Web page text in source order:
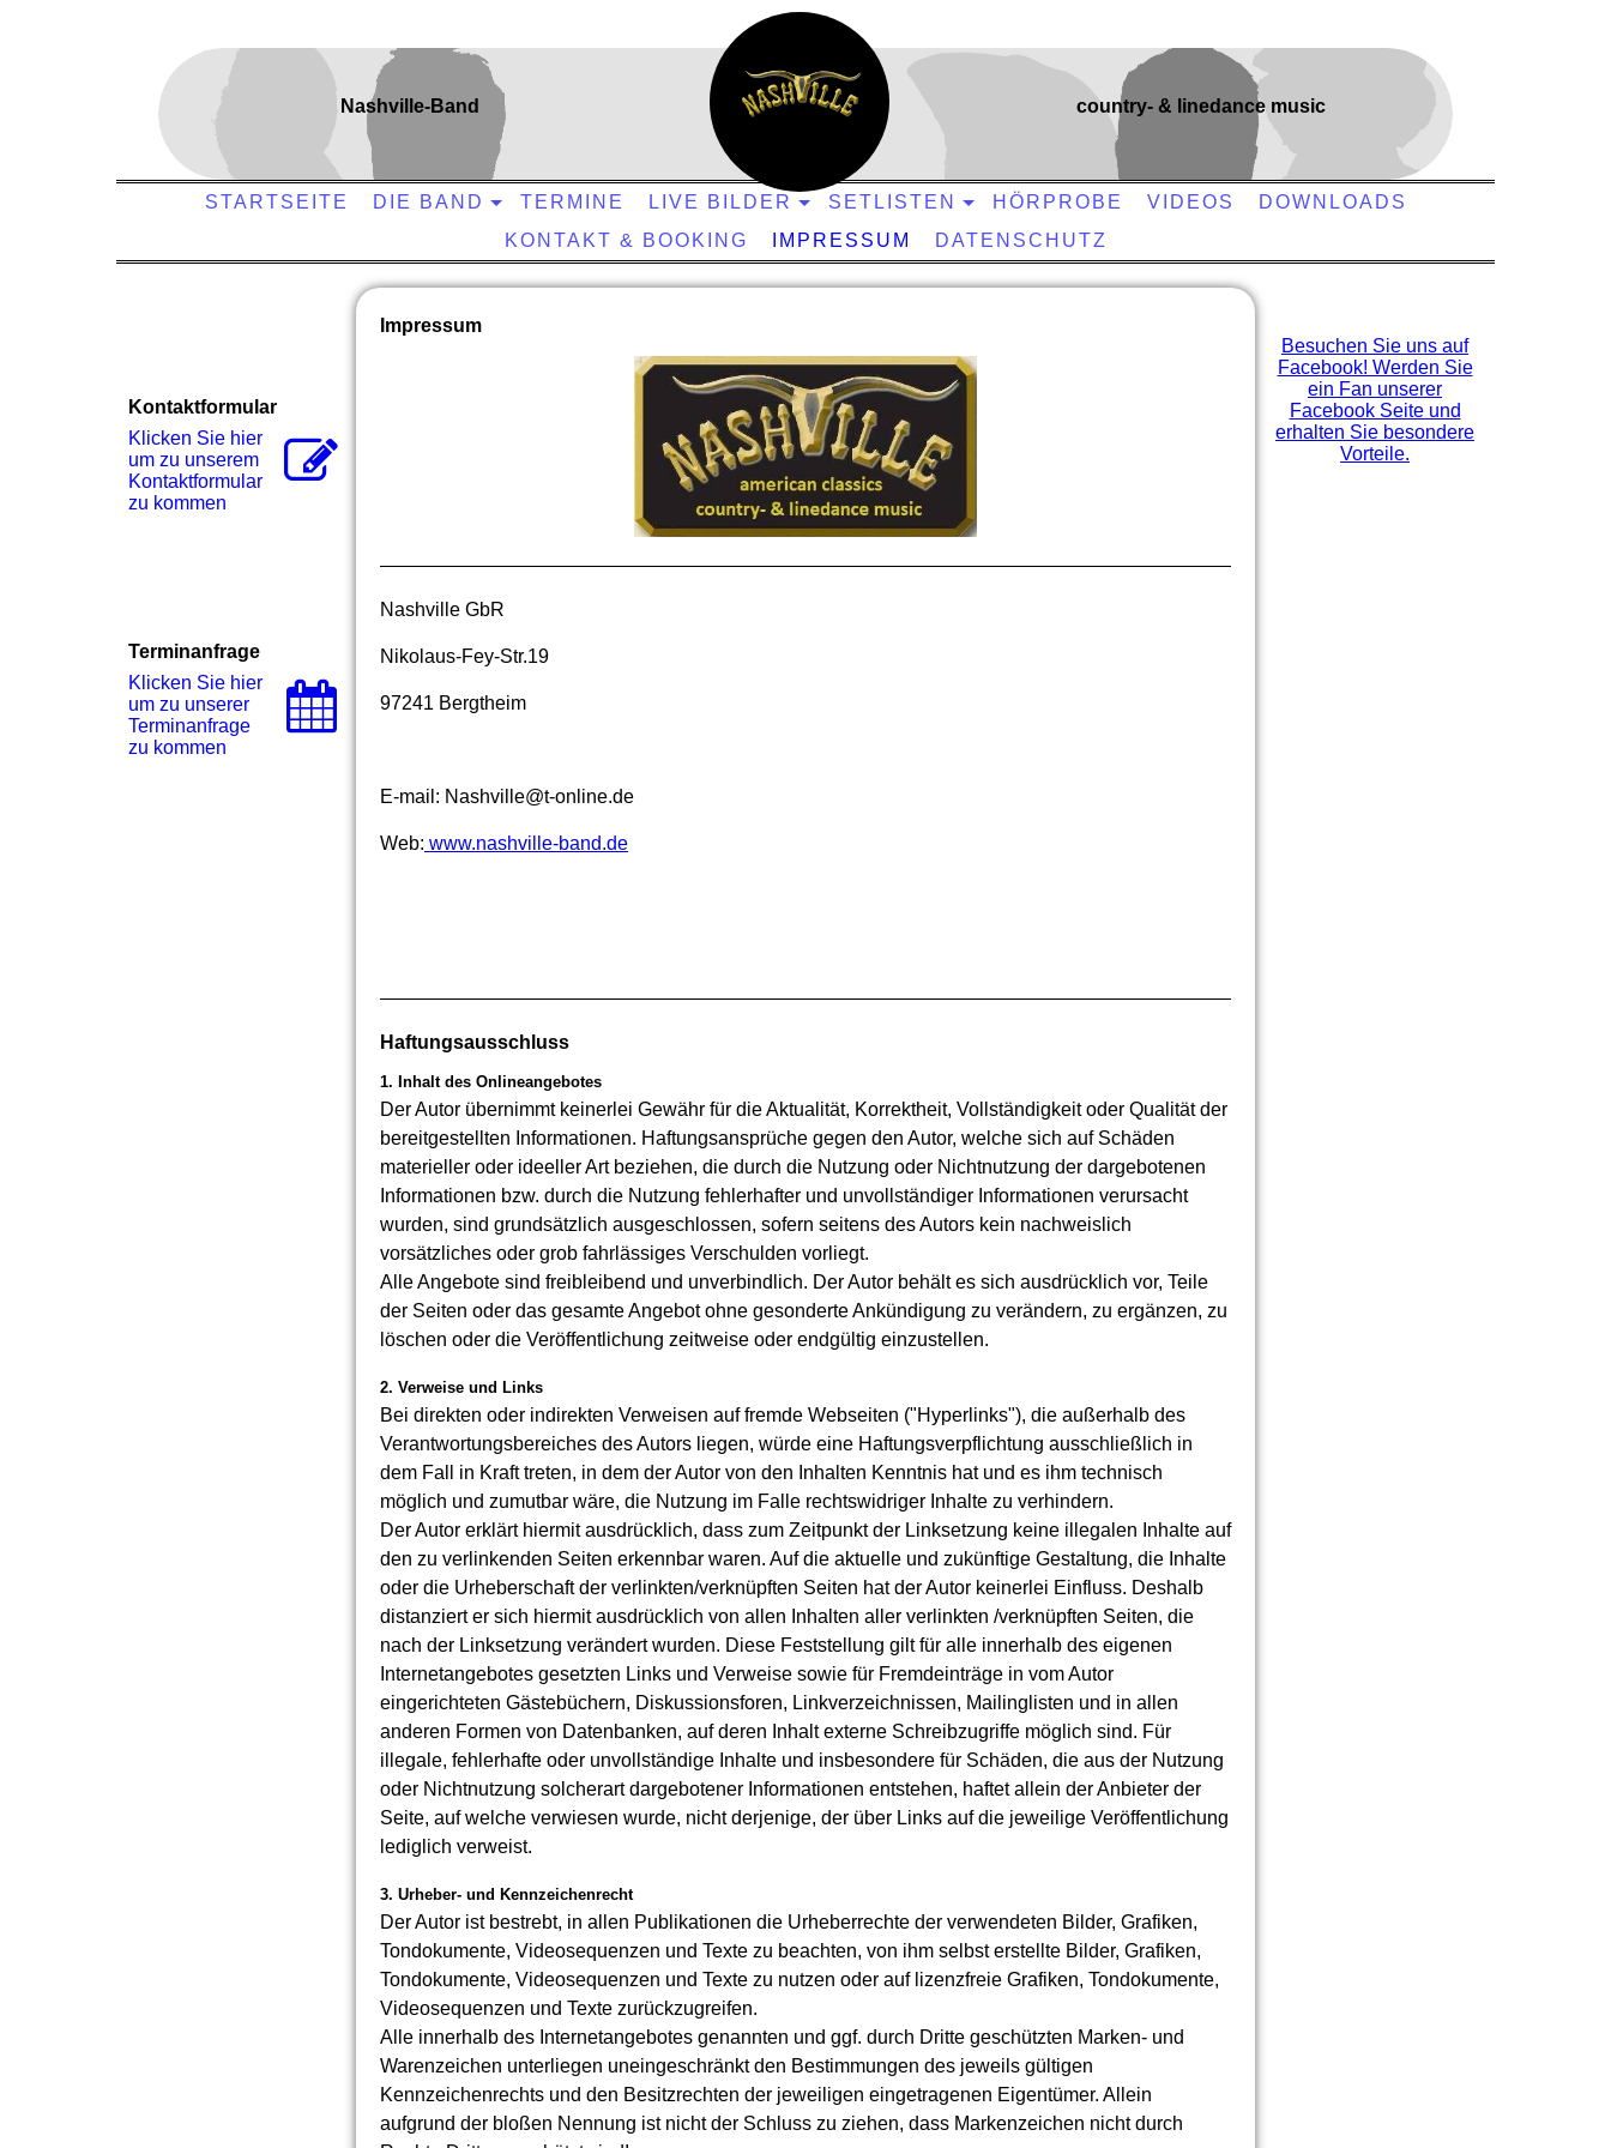
Nashville-Band country- & linedance music
STARTSEITE DIE BAND TERMINE LIVE BILDER SETLISTEN HÖRPROBE VIDEOS
DOWNLOADS
KONTAKT & BOOKING
IMPRESSUM DATENSCHUTZ
Impressum
Nashville GbR
Nikolaus-Fey-Str.19
97241 Bergtheim
E-mail: Nashville@t-online.de
Web: www.nashville-band.de
Haftungsausschluss
1. Inhalt des Onlineangebotes
Der Autor übernimmt keinerlei Gewähr für die Aktualität, Korrektheit, Vollständigkeit oder Qualität der
bereitgestellten Informationen. Haftungsansprüche gegen den Autor, welche sich auf Schäden
materieller oder ideeller Art beziehen, die durch die Nutzung oder Nichtnutzung der dargebotenen
Informationen bzw. durch die Nutzung fehlerhafter und unvollständiger Informationen verursacht
wurden, sind grundsätzlich ausgeschlossen, sofern seitens des Autors kein nachweislich
vorsätzliches oder grob fahrlässiges Verschulden vorliegt.
Alle Angebote sind freibleibend und unverbindlich. Der Autor behält es sich ausdrücklich vor, Teile
der Seiten oder das gesamte Angebot ohne gesonderte Ankündigung zu verändern, zu ergänzen, zu
löschen oder die Veröffentlichung zeitweise oder endgültig einzustellen.
2. Verweise und Links
Bei direkten oder indirekten Verweisen auf fremde Webseiten ("Hyperlinks"), die außerhalb des
Verantwortungsbereiches des Autors liegen, würde eine Haftungsverpflichtung ausschließlich in
dem Fall in Kraft treten, in dem der Autor von den Inhalten Kenntnis hat und es ihm technisch
möglich und zumutbar wäre, die Nutzung im Falle rechtswidriger Inhalte zu verhindern.
Der Autor erklärt hiermit ausdrücklich, dass zum Zeitpunkt der Linksetzung keine illegalen Inhalte auf
den zu verlinkenden Seiten erkennbar waren. Auf die aktuelle und zukünftige Gestaltung, die Inhalte
oder die Urheberschaft der verlinkten/verknüpften Seiten hat der Autor keinerlei Einfluss. Deshalb
distanziert er sich hiermit ausdrücklich von allen Inhalten aller verlinkten /verknüpften Seiten, die
nach der Linksetzung verändert wurden. Diese Feststellung gilt für alle innerhalb des eigenen
Internetangebotes gesetzten Links und Verweise sowie für Fremdeinträge in vom Autor
eingerichteten Gästebüchern, Diskussionsforen, Linkverzeichnissen, Mailinglisten und in allen
anderen Formen von Datenbanken, auf deren Inhalt externe Schreibzugriffe möglich sind. Für
illegale, fehlerhafte oder unvollständige Inhalte und insbesondere für Schäden, die aus der Nutzung
oder Nichtnutzung solcherart dargebotener Informationen entstehen, haftet allein der Anbieter der
Seite, auf welche verwiesen wurde, nicht derjenige, der über Links auf die jeweilige Veröffentlichung
lediglich verweist.
3. Urheber- und Kennzeichenrecht
Der Autor ist bestrebt, in allen Publikationen die Urheberrechte der verwendeten Bilder, Grafiken,
Tondokumente, Videosequenzen und Texte zu beachten, von ihm selbst erstellte Bilder, Grafiken,
Tondokumente, Videosequenzen und Texte zu nutzen oder auf lizenzfreie Grafiken, Tondokumente,
Videosequenzen und Texte zurückzugreifen.
Alle innerhalb des Internetangebotes genannten und ggf. durch Dritte geschützten Marken- und
Warenzeichen unterliegen uneingeschränkt den Bestimmungen des jeweils gültigen
Kennzeichenrechts und den Besitzrechten der jeweiligen eingetragenen Eigentümer. Allein
aufgrund der bloßen Nennung ist nicht der Schluss zu ziehen, dass Markenzeichen nicht durch
Kontaktformular
Klicken Sie hier
um zu unserem
Kon­takt­for­mu­lar
zu kommen
Terminanfrage
Klicken Sie hier
um zu unserer
Terminanfrage
zu kommen
Besuchen Sie uns auf
Facebook! Werden Sie
ein Fan unserer
Facebook Seite und
erhalten Sie besondere
Vorteile.